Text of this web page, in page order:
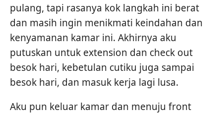
pulang, tapi rasanya kok langkah ini berat
dan masih ingin menikmati keindahan dan
kenyamanan kamar ini. Akhirnya aku
putuskan untuk extension dan check out
besok hari, kebetulan cutiku juga sampai
besok hari, dan masuk kerja lagi lusa.
Aku pun keluar kamar dan menuju front